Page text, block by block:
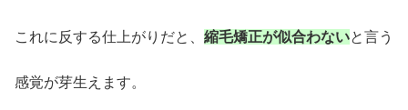
これに反する仕上がりだと、 縮毛矯正が似合わないと言う
感覚が芽生えます。